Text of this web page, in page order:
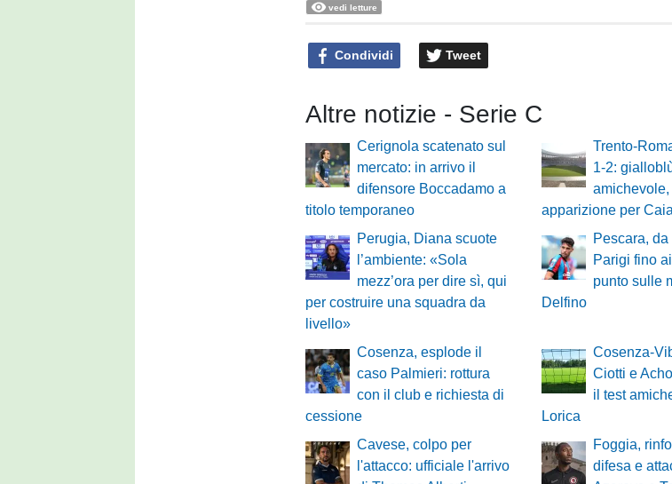
vedi letture
Condividi Tweet
Altre notizie - Serie C
Cerignola scatenato sul
mercato: in arrivo il
difensore Boccadamo a
titolo temporaneo
Trento-
1-2:
amichevole,
apparizione per Caia
Perugia, Diana scuote
l’ambiente: «Sola
mezz’ora per dire sì, qui
per costruire una squadra da
livello»
Pescara,
Parigi fino
punto sulle
Delfino
Cosenza, esplode il
caso Palmieri: rottura
con il club e richiesta di
cessione
Cosenza-
Ciotti e
il test
Lorica
Cavese, colpo per
l'attacco: ufficiale l'arrivo
Foggia,
difesa e